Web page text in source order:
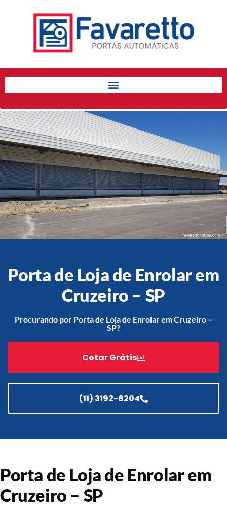
Início
Produtos
Porta de Enrolar Automática
Automatizadores
Acessórios Para Portas de
Enrolar
Pintura eletrostática
Portfólio
Contato
Acessórios
Automatização
Portão de Garagem de
Aldeia – RJ
Portão de Garagem de
Enrolar em São João de
Enrolar em Rio das Ostras –
RJ
Porta de Loja de Enrolar em
Cruzeiro – SP
Procurando por Porta de Loja de Enrolar em Cruzeiro –
SP?
Cotar Grátis
(11) 3192-8204
Porta de Loja de Enrolar em
Cruzeiro – SP